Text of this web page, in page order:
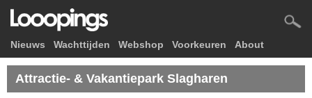
Nieuws Wachttijden Webshop Voorkeuren About
Attractie- & Vakantiepark Slagharen